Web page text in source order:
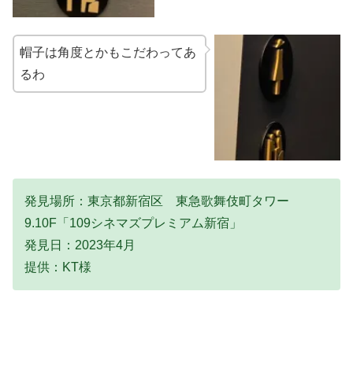
帽子は角度とかもこだわってあ
るわ
発見場所：東京都新宿区 東急歌舞伎町タワー
9.10F「109シネマズプレミアム新宿」
発見日：2023年4月
提供：KT様